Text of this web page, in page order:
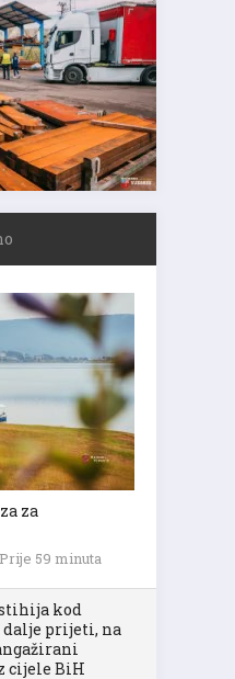
za
Prije 59 minuta
kod
dalje prijeti, na
cijele BiH